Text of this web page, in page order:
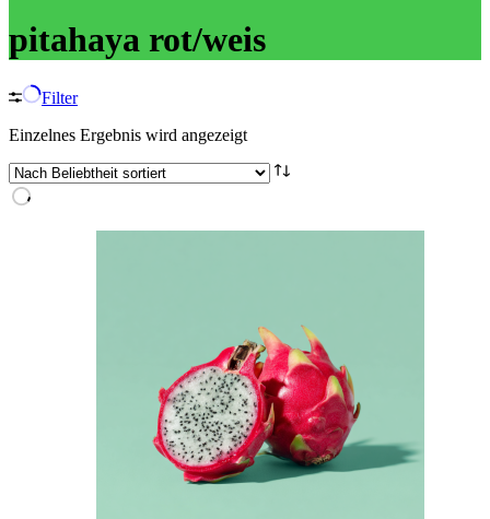
pitahaya rot/weis
Filter
Einzelnes Ergebnis wird angezeigt